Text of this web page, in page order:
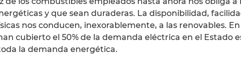
y que sean duraderas. La disponibilidad,
nos conducen, inexorablemente, a las renovables. En
cubierto el 50% de la demanda eléctrica en el Estado
la demanda energética.